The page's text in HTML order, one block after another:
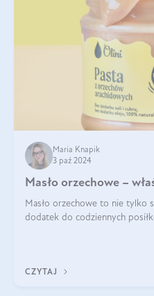
Maria Knapik
3 paź 2024
Masło orzechowe –
Masło orzechowe to nie tylko
dodatek do codziennych
CZYTAJ